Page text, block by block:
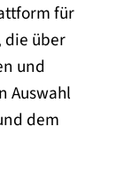
für
die über
und
Auswahl
dem